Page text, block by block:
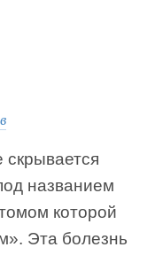
названием
которой
Эта болезнь